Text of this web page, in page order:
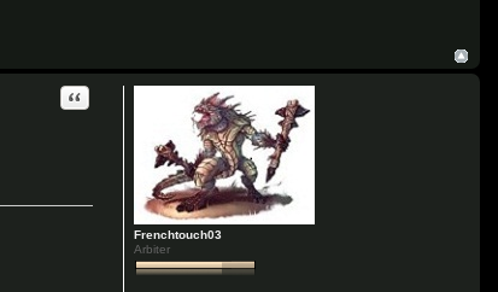
Frenchtouch03
Arbiter
Quote